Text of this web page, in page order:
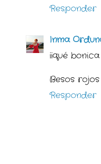
Responder
Inma
¡¡qué
Besos
Responder